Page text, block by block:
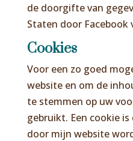
de doorgifte van
Staten door Facebook
Cookies
Voor een zo goed
website en om de
te stemmen op uw
gebruikt. Een cookie
door mijn website